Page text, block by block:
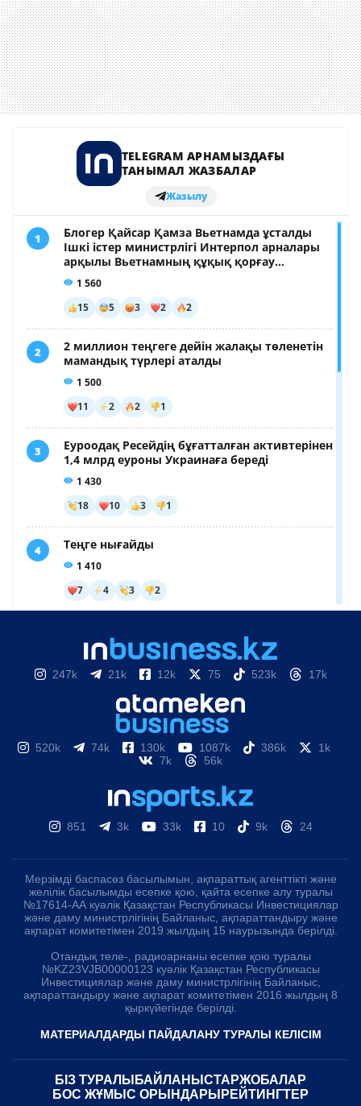
247k 21k 12k 75 523k 17k
520k 74k 130k 1087k 386k
1k
7k
56k
851 3k 33k 10 9k 24
Мерзімді баспасөз басылымын, ақпараттық агенттікті және
желілік басылымды есепке қою, қайта есепке алу туралы
№17614-АА куәлік Қазақстан Республикасы Инвестициялар
және даму министрлігінің Байланыс, ақпараттандыру және
ақпарат комитетімен 2019 жылдың 15 наурызында берілді.
Отандық теле-, радиоарнаны есепке қою туралы
№KZ23VJB00000123 куәлік Қазақстан Республикасы
Инвестициялар және даму министрлігінің Байланыс,
ақпараттандыру және ақпарат комитетімен 2016 жылдың 8
қыркүйегінде берілді.
МАТЕРИАЛДАРДЫ ПАЙДАЛАНУ ТУРАЛЫ КЕЛІСІМ
БІЗ ТУРАЛЫ БАЙЛАНЫСТАРЖОБАЛАР
БОС ЖҰМЫС ОРЫНДАРЫ РЕЙТИНГТЕР